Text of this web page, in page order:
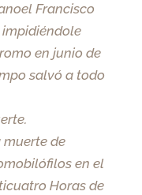
Francisco
impidiéndole
en junio de
salvó a todo
de
en el
Horas de